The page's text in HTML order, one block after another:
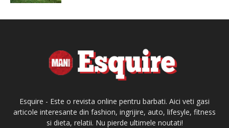
Esquire - Este o revista online pentru barbati. Aici veti gasi
articole interesante din fashion, ingrijire, auto, lifesyle, fitness
si dieta, relatii. Nu pierde ultimele noutati!